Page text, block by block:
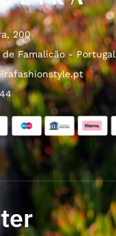
200
Famalicão - Portugal